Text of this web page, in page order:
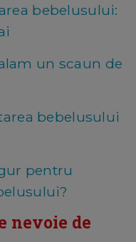
bebelusului:
un scaun de
bebelusului
pentru
nevoie de